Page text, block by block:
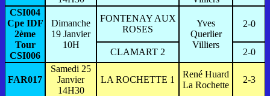
CSI004
Cpe IDF
2ème
Tour
CSI006
Dimanche
19 Janvier
10H
FONTENAY AUX
ROSES
Yves
Querlier
Villiers
2-0
CLAMART 2 2-0
FAR017
Samedi 25
Janvier
14H30
LA ROCHETTE 1
René Huard
La Rochette
2-3